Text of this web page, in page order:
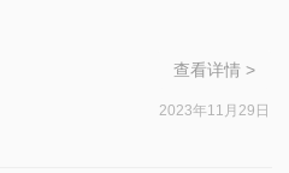
查看详情 >
2023年11月29日